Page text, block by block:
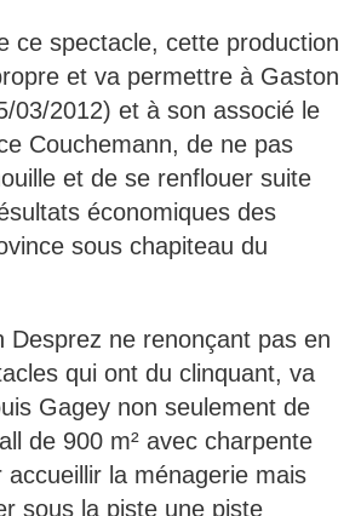
ce spectacle, cette production
et va permettre à Gaston
03/2012) et à son associé le
Couchemann, de ne pas
et de se renflouer suite
économiques des
sous chapiteau du
Desprez ne renonçant pas en
qui ont du clinquant, va
Gagey non seulement de
de 900 m² avec charpente
accueillir la ménagerie mais
sous la piste une piste